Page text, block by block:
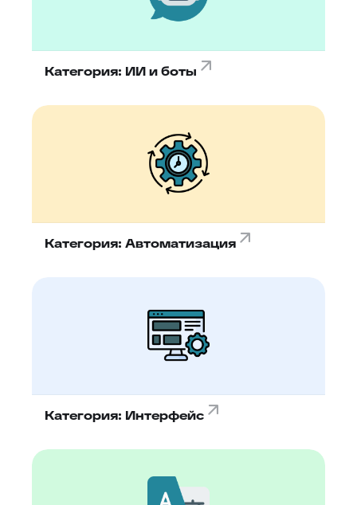
Категория: ИИ и боты
Категория: Автоматизация
Категория: Интерфейс